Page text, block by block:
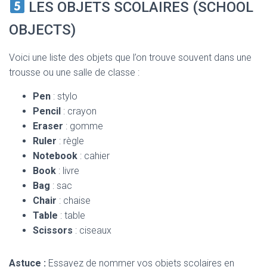
LES OBJETS SCOLAIRES (SCHOOL
OBJECTS)
Voici une liste des objets que l’on trouve souvent dans une
trousse ou une salle de classe :
Pen : stylo
Pencil : crayon
Eraser : gomme
Ruler : règle
Notebook : cahier
Book : livre
Bag : sac
Chair : chaise
Table : table
Scissors : ciseaux
Astuce : Essayez de nommer vos objets scolaires en